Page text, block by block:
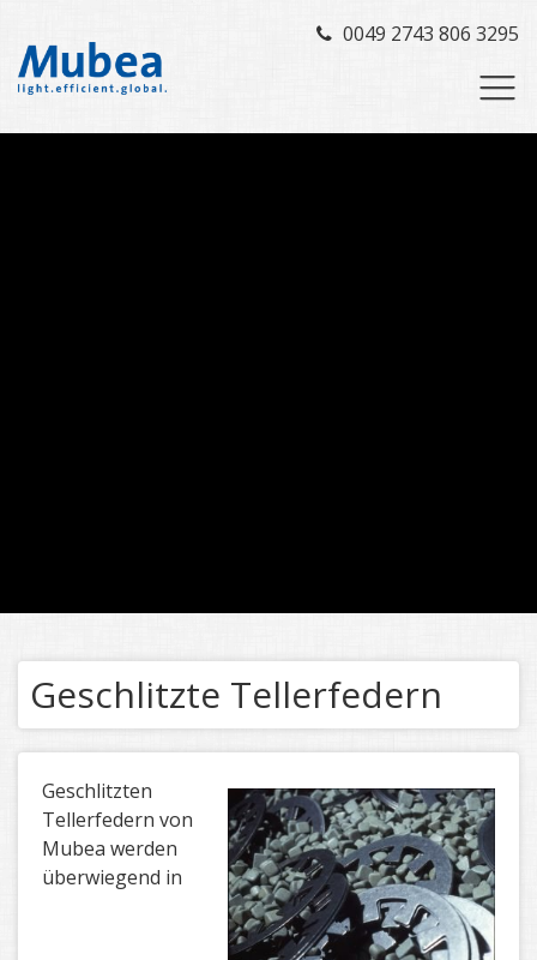
0049 2743 806 3295
Geschlitzte Tellerfedern
Geschlitzten
Tellerfedern von
Mubea werden
überwiegend in